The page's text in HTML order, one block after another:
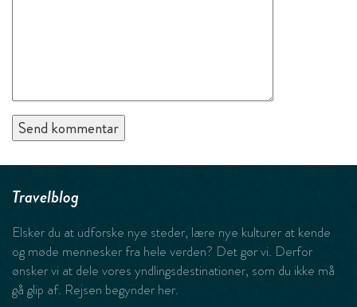
Travelblog
Elsker du at udforske nye steder, lære nye kulturer at kende
og møde mennesker fra hele verden? Det gør vi. Derfor
ønsker vi at dele vores yndlingsdestinationer, som du ikke må
gå glip af. Rejsen begynder her.